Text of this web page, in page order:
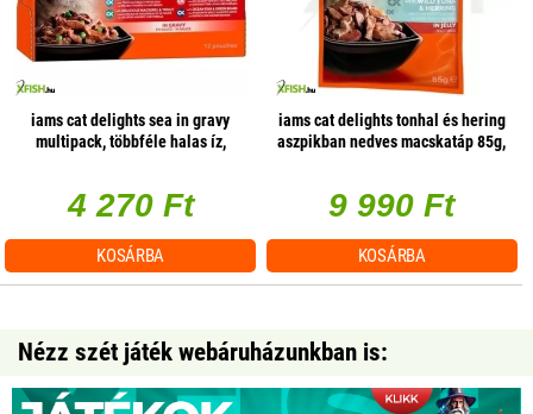
iams cat delights sea in gravy
multipack, többféle halas íz,
4 270 Ft
KOSÁRBA
iams cat delights tonhal és hering
aszpikban nedves macskatáp 85g,
9 990 Ft
KOSÁRBA
Nézz szét játék webáruházunkban is: